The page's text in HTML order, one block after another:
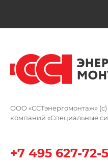
ООО «ССТэнергомонтаж» (c)
компаний «Специальные
+7 495 627-72-